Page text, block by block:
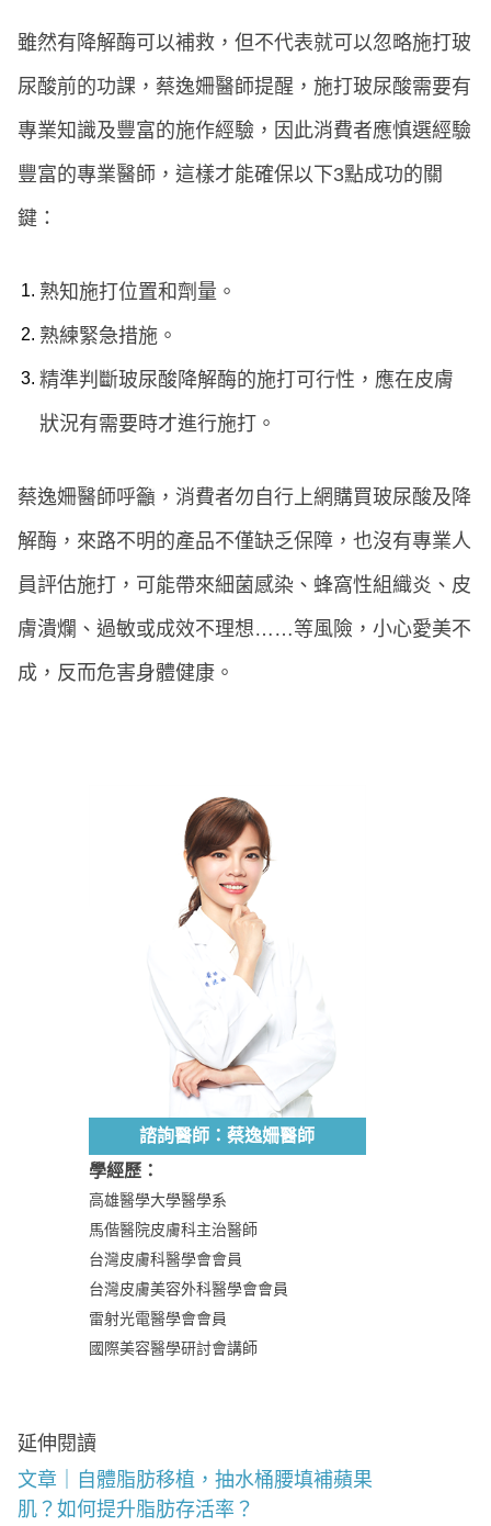
雖然有降解酶可以補救，但不代表就可以忽略施打玻
尿酸前的功課，蔡逸姍醫師提醒，施打玻尿酸需要有
專業知識及豐富的施作經驗，因此消費者應慎選經驗
豐富的專業醫師，這樣才能確保以下3點成功的關
鍵：
熟知施打位置和劑量。
熟練緊急措施。
精準判斷玻尿酸降解酶的施打可行性，應在皮膚
狀況有需要時才進行施打。
蔡逸姍醫師呼籲，消費者勿自行上網購買玻尿酸及降
解酶，來路不明的產品不僅缺乏保障，也沒有專業人
員評估施打，可能帶來細菌感染、蜂窩性組織炎、皮
膚潰爛、過敏或成效不理想……等風險，小心愛美不
成，反而危害身體健康。
諮詢醫師：蔡逸姍醫師
學經歷：
高雄醫學大學醫學系
馬偕醫院皮膚科主治醫師
台灣皮膚科醫學會會員
台灣皮膚美容外科醫學會會員
雷射光電醫學會會員
國際美容醫學研討會講師
延伸閱讀
文章｜自體脂肪移植，抽水桶腰填補蘋果
肌？如何提升脂肪存活率？